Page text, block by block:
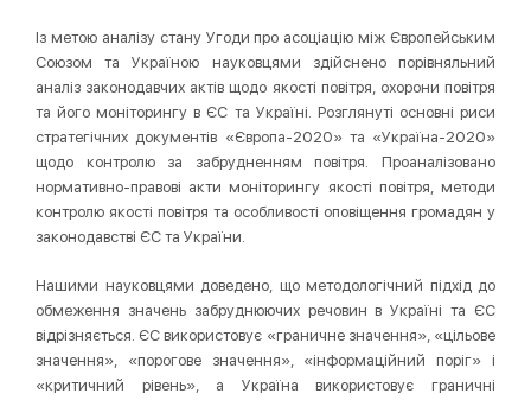
Із метою аналізу стану Угоди про асоціацію між Європейським
Союзом та Україною науковцями здійснено порівняльний
аналіз законодавчих актів щодо якості повітря, охорони повітря
та його моніторингу в ЄС та Україні. Розглянуті основні риси
стратегічних документів «Європа-2020» та «Україна-2020»
щодо контролю за забрудненням повітря. Проаналізовано
нормативно-правові акти моніторингу якості повітря, методи
контролю якості повітря та особливості оповіщення громадян у
законодавстві ЄС та України.
Нашими науковцями доведено, що методологічний підхід до
обмеження значень забруднюючих речовин в Україні та ЄС
відрізняється. ЄС використовує «граничне значення», «цільове
значення», «порогове значення», «інформаційний поріг» і
«критичний рівень», а Україна використовує граничні